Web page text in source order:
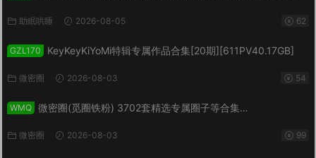
助眠哄睡 2026-08-05 62
GZL170 KeyKeyKiYoMi特辑专属作品合集[20期][611PV40.17GB]
微密圈 2026-08-03 54
WMQ 微密圈(觅圈铁粉) 3702套精选专属圈子等合集
微密圈 2026-08-03 99